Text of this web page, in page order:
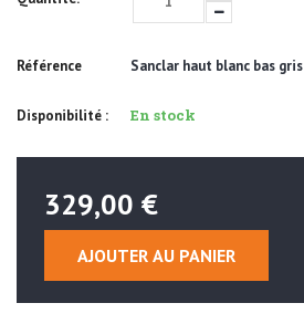
Référence Sanclar haut blanc bas gris
Disponibilité : En stock
329,00 €
AJOUTER AU PANIER